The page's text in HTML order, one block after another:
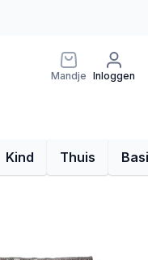
Mandje Inloggen
Kind Thuis